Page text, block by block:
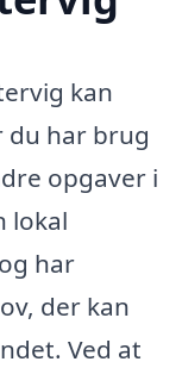
kan
har brug
opgaver i
lokal
har
der kan
Ved at